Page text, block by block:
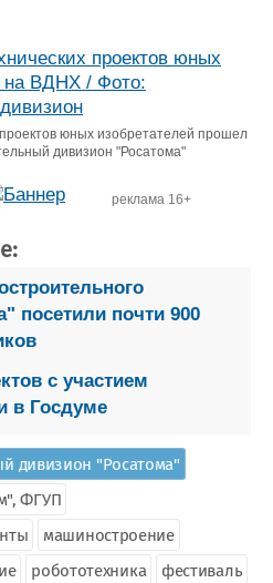
юных изобретателей прошел
дивизион "Росатома"
реклама 16+
посетили почти 900
с участием
в Госдуме
дивизион "Росатома"
ФГУП
машиностроение
робототехника фестиваль